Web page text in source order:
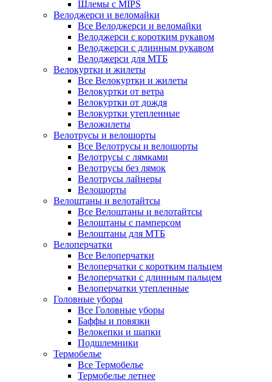
Шлемы с MIPS
Велоджерси и веломайки
Все Велоджерси и веломайки
Велоджерси с коротким рукавом
Велоджерси с длинным рукавом
Велоджерси для МТБ
Велокуртки и жилеты
Все Велокуртки и жилеты
Велокуртки от ветра
Велокуртки от дождя
Велокуртки утепленные
Веложилеты
Велотрусы и велошорты
Все Велотрусы и велошорты
Велотрусы с лямками
Велотрусы без лямок
Велотрусы лайнеры
Велошорты
Велоштаны и велотайтсы
Все Велоштаны и велотайтсы
Велоштаны с памперсом
Велоштаны для МТБ
Велоперчатки
Все Велоперчатки
Велоперчатки с коротким пальцем
Велоперчатки с длинным пальцем
Велоперчатки утепленные
Головные уборы
Все Головные уборы
Баффы и повязки
Велокепки и шапки
Подшлемники
Термобелье
Все Термобелье
Термобелье летнее